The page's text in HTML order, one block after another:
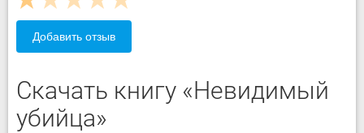
Добавить отзыв
Скачать книгу «Невидимый
убийца»